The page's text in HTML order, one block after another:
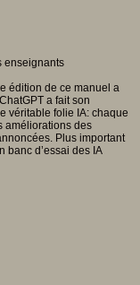
édition de ce manuel a
a fait son
véritable folie IA: chaque
améliorations des
Plus important
banc d’essai des IA